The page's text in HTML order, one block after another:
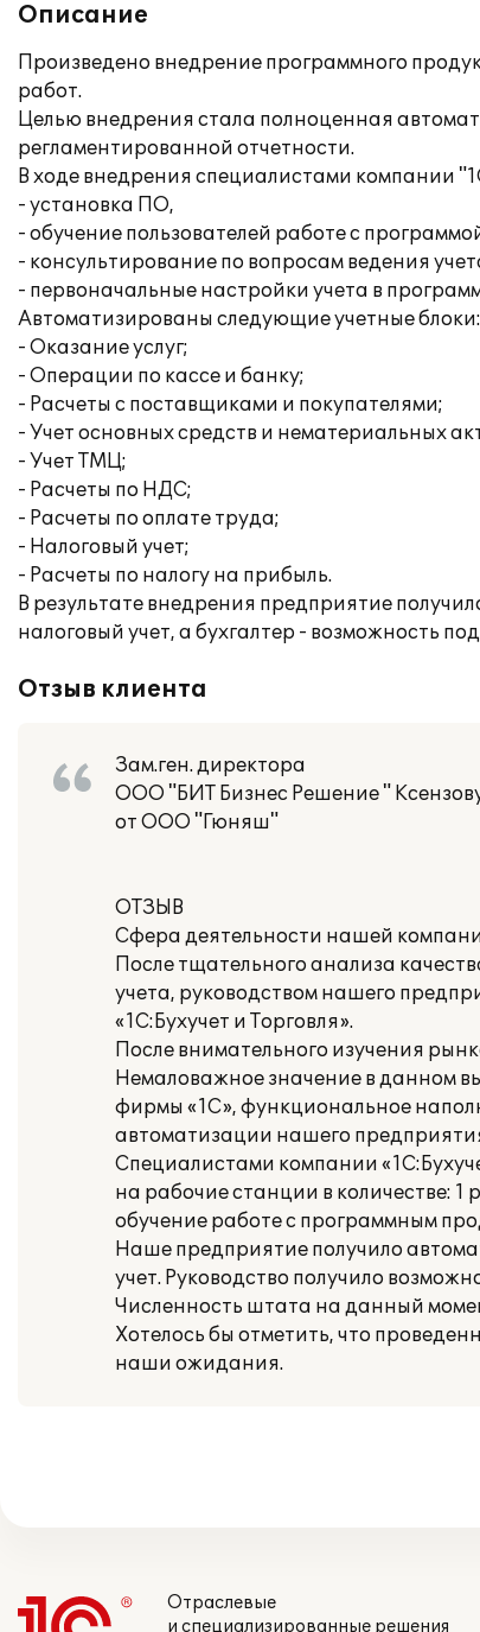
Описание
Произведено внедрение программного
работ.
Целью внедрения стала полноценная
регламентированной отчетности.
В ходе внедрения специалистами компании
- установка ПО,
- обучение пользователей работе с
- консультирование по вопросам ведения
- первоначальные настройки учета в
Автоматизированы следующие учетные блоки:
- Оказание услуг;
- Операции по кассе и банку;
- Расчеты с поставщиками и покупателями;
- Учет основных средств и нематериальных
- Учет ТМЦ;
- Расчеты по НДС;
- Расчеты по оплате труда;
- Налоговый учет;
- Расчеты по налогу на прибыль.
В результате внедрения предприятие
налоговый учет, а бухгалтер - возможность
Отзыв клиента
Зам.ген. директора
ООО "БИТ Бизнес Решение "
от ООО "Гюняш"
ОТЗЫВ
Сфера деятельности нашей
После тщательного анализа
учета, руководством нашего
«1С:Бухучет и Торговля».
После внимательного изучения
Немаловажное значение в данном
фирмы «1С», функциональное
автоматизации нашего
Специалистами компании
на рабочие станции в количестве:
обучение работе с программным
Наше предприятие получило
учет. Руководство получило
Численность штата на данный
Хотелось бы отметить, что
наши ожидания.
Отраслевые
и специализированные решения